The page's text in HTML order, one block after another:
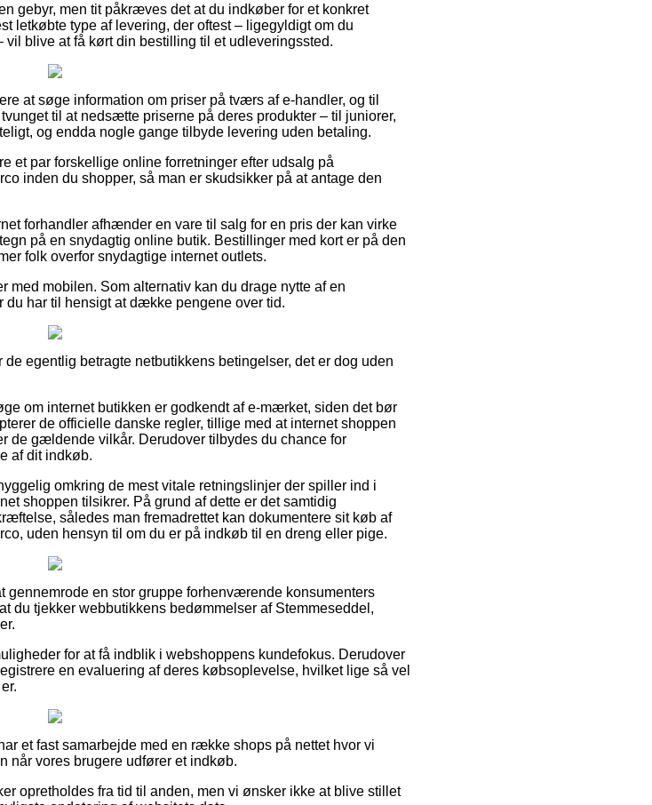
gebyr, men tit påkræves det at du indkøber for et konkret
letkøbte type af levering, der oftest – ligegyldigt om du
blive at få kørt din bestilling til et udleveringssted.
at søge information om priser på tværs af e-handler, og til
til at nedsætte priserne på deres produkter – til juniorer,
og endda nogle gange tilbyde levering uden betaling.
et par forskellige online forretninger efter udsalg på
inden du shopper, så man er skudsikker på at antage den
forhandler afhænder en vare til salg for en pris der kan virke
på en snydagtig online butik. Bestillinger med kort er på den
folk overfor snydagtige internet outlets.
med mobilen. Som alternativ kan du drage nytte af en
har til hensigt at dække pengene over tid.
egentlig betragte netbutikkens betingelser, det er dog uden
om internet butikken er godkendt af e-mærket, siden det bør
de officielle danske regler, tillige med at internet shoppen
de gældende vilkår. Derudover tilbydes du chance for
af dit indkøb.
omkring de mest vitale retningslinjer der spiller ind i
shoppen tilsikrer. På grund af dette er det samtidig
således man fremadrettet kan dokumentere sit køb af
uden hensyn til om du er på indkøb til en dreng eller pige.
en stor gruppe forhenværende konsumenters
du tjekker webbutikkens bedømmelser af Stemmeseddel,
for at få indblik i webshoppens kundefokus. Derudover
en evaluering af deres købsoplevelse, hvilket lige så vel
et fast samarbejde med en række shops på nettet hvor vi
når vores brugere udfører et indkøb.
opretholdes fra tid til anden, men vi ønsker ikke at blive stillet